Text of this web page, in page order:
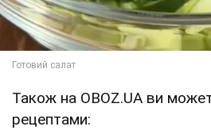
Також на OBOZ.UA ви
рецептами: